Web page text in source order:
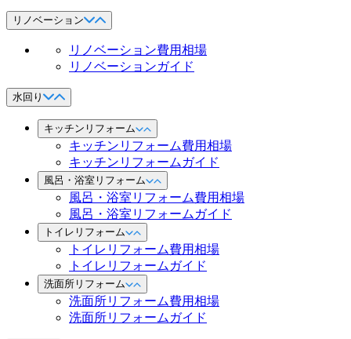
リノベーション
リノベーション費用相場
リノベーションガイド
水回り
キッチンリフォーム
キッチンリフォーム費用相場
キッチンリフォームガイド
風呂・浴室リフォーム
風呂・浴室リフォーム費用相場
風呂・浴室リフォームガイド
トイレリフォーム
トイレリフォーム費用相場
トイレリフォームガイド
洗面所リフォーム
洗面所リフォーム費用相場
洗面所リフォームガイド